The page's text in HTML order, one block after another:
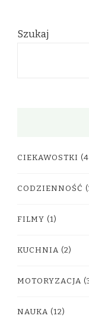
Szukaj
CIEKAWOSTKI
CODZIENNOŚĆ
FILMY (1)
KUCHNIA (2)
MOTORYZACJA
NAUKA (12)